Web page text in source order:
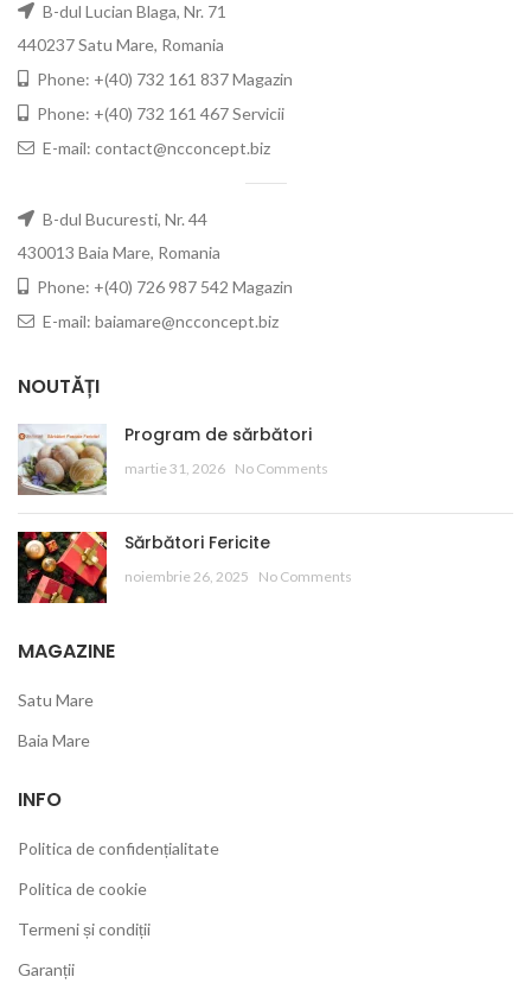
B-dul Lucian Blaga, Nr. 71
440237 Satu Mare, Romania
Phone: +(40) 732 161 837 Magazin
Phone: +(40) 732 161 467 Servicii
E-mail: contact@ncconcept.biz
B-dul Bucuresti, Nr. 44
430013 Baia Mare, Romania
Phone: +(40) 726 987 542 Magazin
E-mail: baiamare@ncconcept.biz
NOUTĂȚI
Program de sărbători
martie 31, 2026 No Comments
Sărbători Fericite
noiembrie 26, 2025 No Comments
MAGAZINE
Satu Mare
Baia Mare
INFO
Politica de confidențialitate
Politica de cookie
Termeni și condiții
Garanții